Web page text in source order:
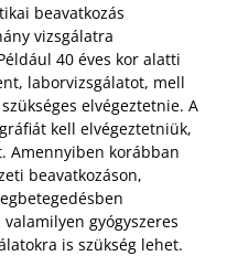
beavatkozás
vizsgálatra
40 éves kor alatti
laborvizsgálatot, mell
elvégeztetnie. A
kell elvégeztetniük,
Amennyiben korábban
beavatkozáson,
gyógyszeres
is szükség lehet.